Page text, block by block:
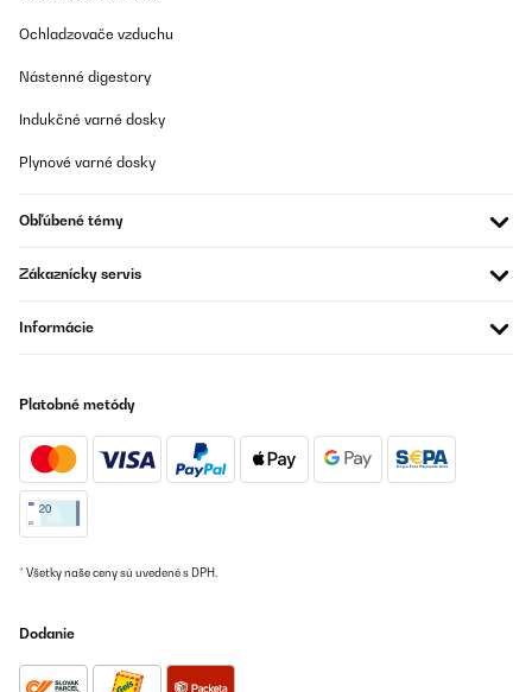
Ochladzovače vzduchu
Nástenné digestory
Indukčné varné dosky
Plynové varné dosky
Obľúbené témy
Zákaznícky servis
Informácie
Platobné metódy
* Všetky naše ceny sú uvedené s DPH.
Dodanie